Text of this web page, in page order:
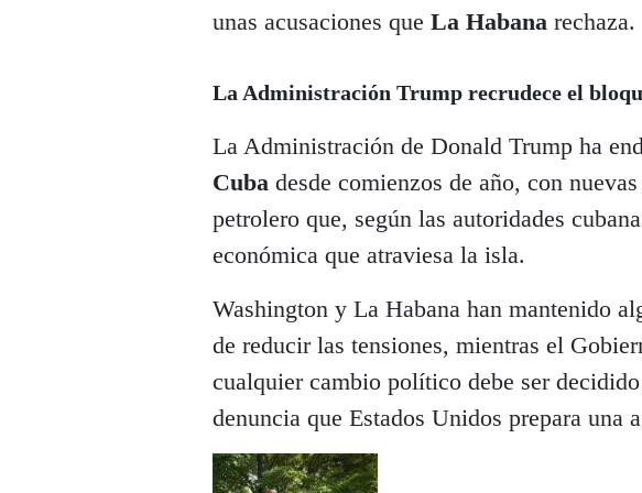
unas acusaciones que La Habana rechaza.
La Administración Trump recrudece el
La Administración de Donald Trump ha
Cuba desde comienzos de año, con
petrolero que, según las autoridades
económica que atraviesa la isla.
Washington y La Habana han mantenido
de reducir las tensiones, mientras el
cualquier cambio político debe ser
denuncia que Estados Unidos prepara una